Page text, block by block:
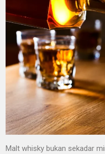
Malt whisky bukan sekadar